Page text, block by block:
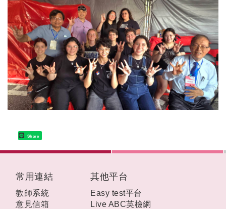
Share
常用連結
教師系統
意見信箱
其他平台
Easy test平台
Live ABC英檢網